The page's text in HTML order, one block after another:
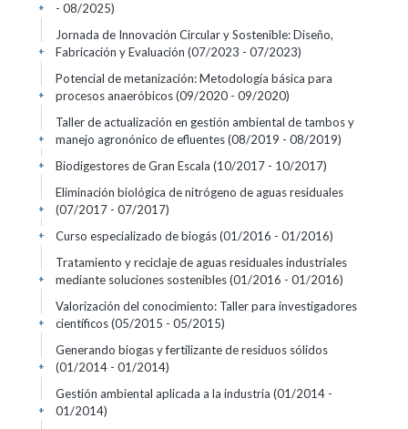
- 08/2025)
+
Jornada de Innovación Circular y Sostenible: Diseño,
Fabricación y Evaluación (07/2023 - 07/2023)
+
Potencial de metanización: Metodología básica para
procesos anaeróbicos(09/2020 - 09/2020)
+
Taller de actualización en gestión ambiental de tambos y
manejo agronónico de efluentes(08/2019 - 08/2019)
+
Biodigestores de Gran Escala (10/2017 - 10/2017)
+
Eliminación biológica de nitrógeno de aguas residuales
(07/2017 - 07/2017)
+
Curso especializado de biogás(01/2016 - 01/2016)
+
Tratamiento y reciclaje de aguas residuales industriales
mediante soluciones sostenibles(01/2016 - 01/2016)
+
Valorización del conocimiento: Taller para investigadores
científicos(05/2015 - 05/2015)
+
Generando biogas y fertilizante de residuos sólidos
(01/2014 - 01/2014)
+
Gestión ambiental aplicada a la industria (01/2014 -
01/2014)
+